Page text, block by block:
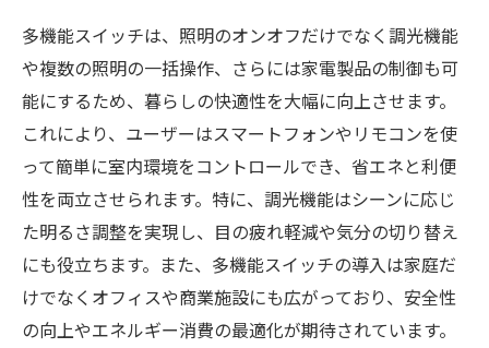
多機能スイッチは、照明のオンオフだけでなく調光機能
や複数の照明の一括操作、さらには家電製品の制御も可
能にするため、暮らしの快適性を大幅に向上させます。
これにより、ユーザーはスマートフォンやリモコンを使
って簡単に室内環境をコントロールでき、省エネと利便
性を両立させられます。特に、調光機能はシーンに応じ
た明るさ調整を実現し、目の疲れ軽減や気分の切り替え
にも役立ちます。また、多機能スイッチの導入は家庭だ
けでなくオフィスや商業施設にも広がっており、安全性
の向上やエネルギー消費の最適化が期待されています。